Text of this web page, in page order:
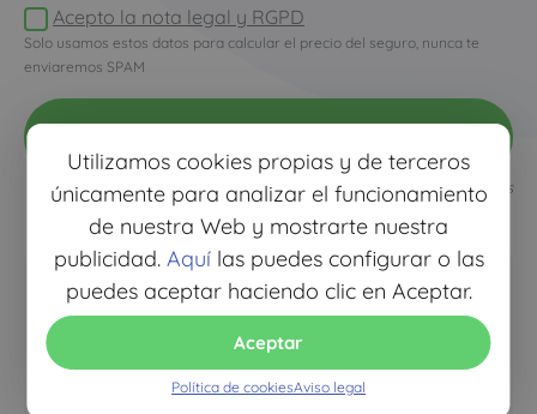
Utilizamos cookies propias y de terceros
únicamente para analizar el funcionamiento
de nuestra Web y mostrarte nuestra
publicidad. Aquílas puedes configurar o las
puedes aceptar haciendo clic en Aceptar.
Aceptar
Política de cookiesAviso legal
Acepto la nota legal y RGPD
Solo usamos estos datos para calcular el precio del seguro, nunca te
enviaremos SPAM
Todos los campos son obligatorios